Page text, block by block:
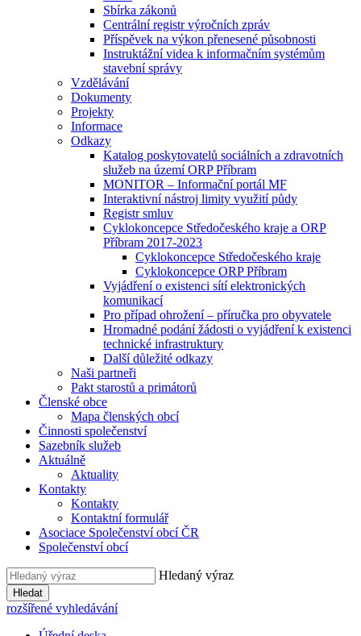
Sbírka zákonů
Centrální registr výročních zpráv
Příspěvek na výkon přenesené působnosti
Instruktážní videa k informačním systémům
stavební správy
Vzdělávání
Dokumenty
Projekty
Informace
Odkazy
Katalog poskytovatelů sociálních a zdravotních
služeb na území ORP Příbram
MONITOR – Informační portál MF
Interaktivní nástroj limity využití půdy
Registr smluv
Cyklokoncepce Středočeského kraje a ORP
Příbram 2017-2023
Cyklokoncepce Středočeského kraje
Cyklokoncepce ORP Příbram
Vyjádření o existenci sítí elektronických
komunikací
Pro případ ohrožení – příručka pro obyvatele
Hromadné podání žádosti o vyjádření k existenci
technické infrastruktury
Další důležité odkazy
Naši partneři
Pakt starostů a primátorů
Členské obce
Mapa členských obcí
Činnosti společenství
Sazebník služeb
Aktuálně
Aktuality
Kontakty
Kontakty
Kontaktní formulář
Asociace Společenství obcí ČR
Společenství obcí
Hledaný výraz
Hledat
rozšířené vyhledávání